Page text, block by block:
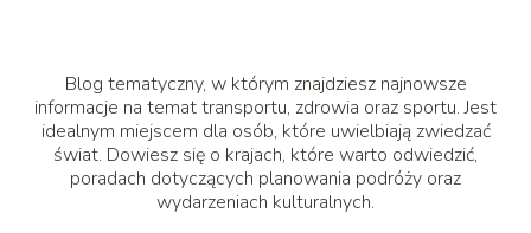
Blog tematyczny, w którym znajdziesz najnowsze
informacje na temat transportu, zdrowia oraz sportu. Jest
idealnym miejscem dla osób, które uwielbiają zwiedzać
świat. Dowiesz się o krajach, które warto odwiedzić,
poradach dotyczących planowania podróży oraz
wydarzeniach kulturalnych.